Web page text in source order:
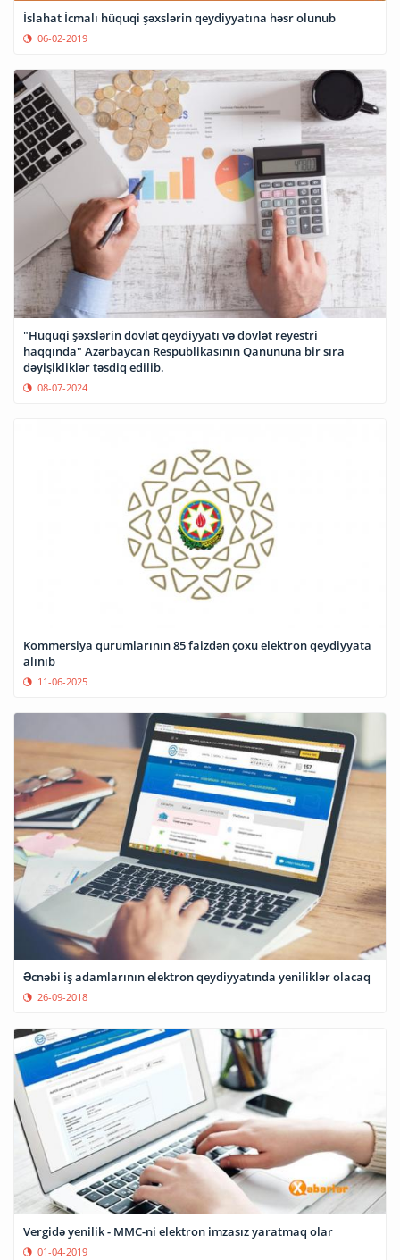
İslahat İcmalı hüquqi şəxslərin qeydiyyatına həsr olunub
06-02-2019
"Hüquqi şəxslərin dövlət qeydiyyatı və dövlət reyestri
haqqında" Azərbaycan Respublikasının Qanununa bir sıra
dəyişikliklər təsdiq edilib.
08-07-2024
Kommersiya qurumlarının 85 faizdən çoxu elektron qeydiyyata
alınıb
11-06-2025
Əcnəbi iş adamlarının elektron qeydiyyatında yeniliklər olacaq
26-09-2018
Vergidə yenilik - MMC-ni elektron imzasız yaratmaq olar
01-04-2019